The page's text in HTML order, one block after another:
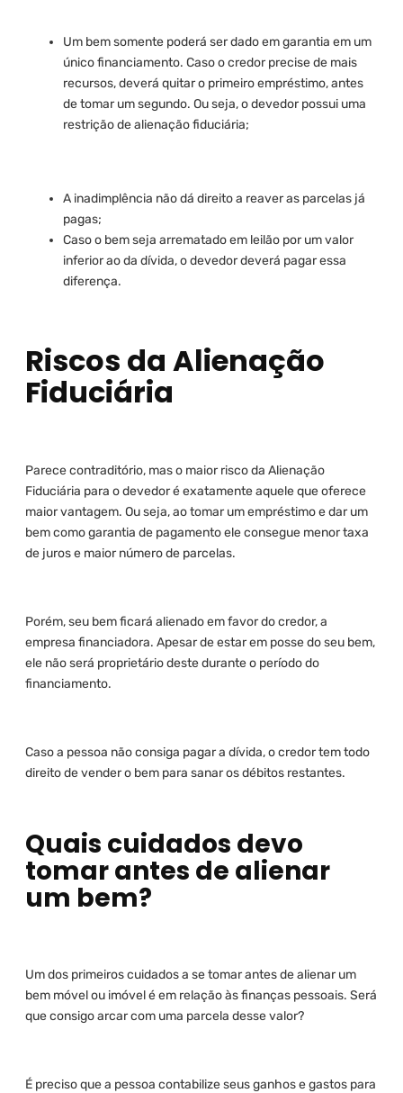
Um bem somente poderá ser dado em garantia em um
único financiamento. Caso o credor precise de mais
recursos, deverá quitar o primeiro empréstimo, antes
de tomar um segundo. Ou seja, o devedor possui uma
restrição de alienação fiduciária;
A inadimplência não dá direito a reaver as parcelas já
pagas;
Caso o bem seja arrematado em leilão por um valor
inferior ao da dívida, o devedor deverá pagar essa
diferença.
Riscos da Alienação
Fiduciária
Parece contraditório, mas o maior risco da Alienação
Fiduciária para o devedor é exatamente aquele que oferece
maior vantagem. Ou seja, ao tomar um empréstimo e dar um
bem como garantia de pagamento ele consegue menor taxa
de juros e maior número de parcelas.
Porém, seu bem ficará alienado em favor do credor, a
empresa financiadora. Apesar de estar em posse do seu bem,
ele não será proprietário deste durante o período do
financiamento.
Caso a pessoa não consiga pagar a dívida, o credor tem todo
direito de vender o bem para sanar os débitos restantes.
Quais cuidados devo
tomar antes de alienar
um bem?
Um dos primeiros cuidados a se tomar antes de alienar um
bem móvel ou imóvel é em relação às finanças pessoais. Será
que consigo arcar com uma parcela desse valor?
É preciso que a pessoa contabilize seus ganhos e gastos para